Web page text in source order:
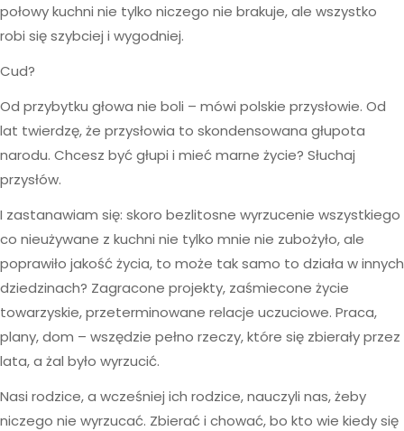
połowy kuchni nie tylko niczego nie brakuje, ale wszystko
robi się szybciej i wygodniej.
Cud?
Od przybytku głowa nie boli – mówi polskie przysłowie. Od
lat twierdzę, że przysłowia to skondensowana głupota
narodu. Chcesz być głupi i mieć marne życie? Słuchaj
przysłów.
I zastanawiam się: skoro bezlitosne wyrzucenie wszystkiego
co nieużywane z kuchni nie tylko mnie nie zubożyło, ale
poprawiło jakość życia, to może tak samo to działa w innych
dziedzinach? Zagracone projekty, zaśmiecone życie
towarzyskie, przeterminowane relacje uczuciowe. Praca,
plany, dom – wszędzie pełno rzeczy, które się zbierały przez
lata, a żal było wyrzucić.
Nasi rodzice, a wcześniej ich rodzice, nauczyli nas, żeby
niczego nie wyrzucać. Zbierać i chować, bo kto wie kiedy się